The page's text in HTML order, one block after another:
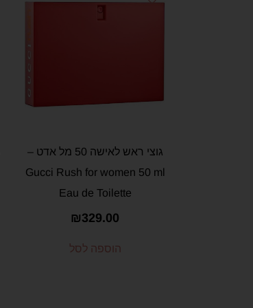
גוצי ראש לאישה 50 מל אדט –
Gucci Rush for women 50 ml
Eau de Toilette
₪329.00
הוספה לסל